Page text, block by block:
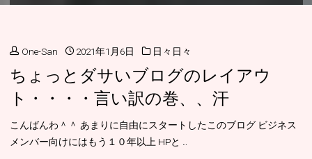
ー
One-San 2021年1月6日 日々日々
ちょっとダサいブログのレイアウ
ト・・・・言い訳の巻、、汗
こんばんわ＾＾ あまりに自由にスタートしたこのブログ ビジネス
メンバー向けにはもう１０年以上 HPと …